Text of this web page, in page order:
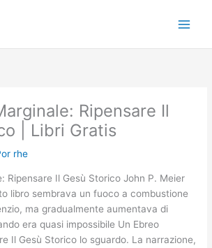
Ripensare Il
| Libri Gratis
rhe
Ripensare Il Gesù Storico John P. Meier
libro sembrava un fuoco a combustione
ma gradualmente aumentava di
era quasi impossibile Un Ebreo
Il Gesù Storico lo sguardo. La narrazione,